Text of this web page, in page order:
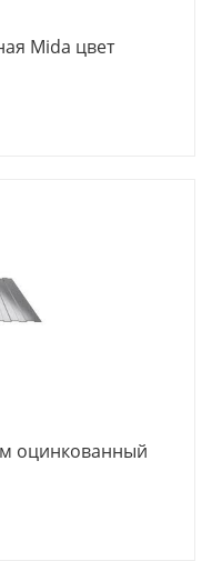
Mida цвет
оцинкованный